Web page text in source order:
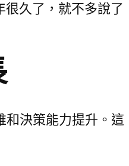
久了，就不多說了
和決策能力提升。這